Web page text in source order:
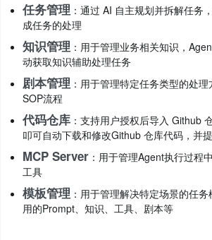
任务管理 ：通过 AI 自主规划并拆解任务
成任务的处理
知识管理 ：用于管理业务相关知识，
动获取知识辅助处理任务
剧本管理 ：用于管理特定任务类型的处
SOP流程
代码仓库：支持用户授权后导入 Github
叩可自动下载和修改Github 仓库代码，并
MCP Server：用于管理Agent执行过程
工具
模板管理 ：用于管理解决特定场景的任
用的Prompt、知识、工具、剧本等